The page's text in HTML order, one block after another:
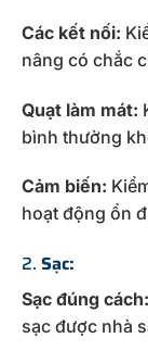
Các kết nối:
nâng có chắc
Quạt làm mát:
bình thường
Cảm biến:
hoạt động ổn
2. Sạc:
Sạc đúng cách:
sạc được nhà